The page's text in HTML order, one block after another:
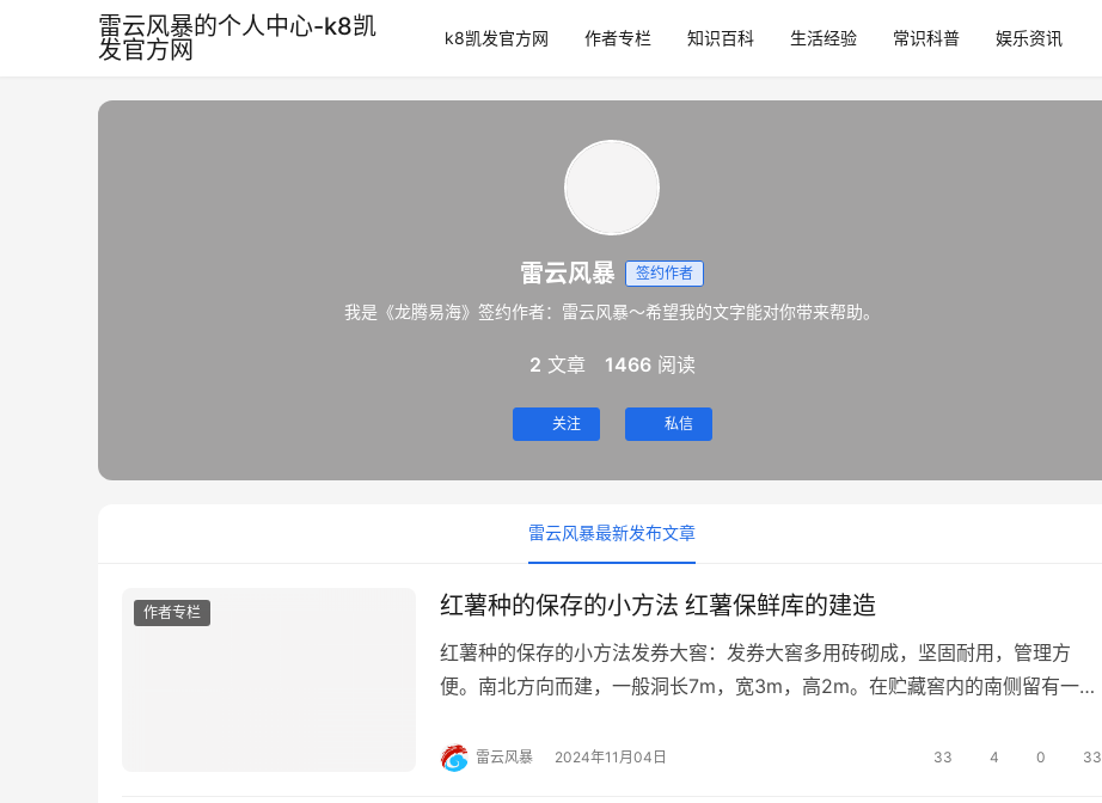
雷云风暴的个人中心-k8凯
发官方网
k8凯发官方网 作者专栏 知识百科 生活经验 常识科普 娱乐资讯
雷云风暴 签约作者
我是《龙腾易海》签约作者：雷云风暴～希望我的文字能对你带来帮助。
2 文章 1466 阅读
关注 私信
雷云风暴最新发布文章
作者专栏 红薯种的保存的小方法 红薯保鲜库的建造
红薯种的保存的小方法发券大窖：发券大窖多用砖砌成，坚固耐用，管理方
便。南北方向而建，一般洞长7m，宽3m，高2m。在贮藏窖内的南侧留有一条
节气流和温度。这种大窖一般借地势而建，建完后除留的门外，周围要填上土
雷云风暴 2024年11月04日 33 4 0 33